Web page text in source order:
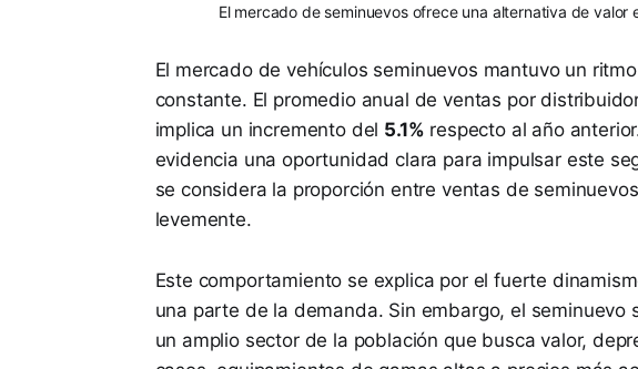
El mercado de seminuevos ofrece una alternativa de
El mercado de vehículos seminuevos mantuvo un
constante. El promedio anual de ventas por
implica un incremento del 5.1% respecto al año
evidencia una oportunidad clara para impulsar este
se considera la proporción entre ventas de
levemente.
Este comportamiento se explica por el fuerte
una parte de la demanda. Sin embargo, el seminuevo
un amplio sector de la población que busca valor,